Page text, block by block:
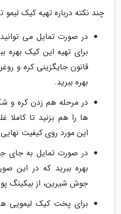
چند نکته درباره تهیه کیک
در صورت تمایل می
برای تهیه این کیک بهره
بهره ببرید.
در مرحله هم زدن کره و
ها را هم بزنید تا کاملا
این مورد روی کیفیت
در صورت تمایل به جای
بهره ببرید که در این
جوش شیرین، از بیکینگ
برای پخت کیک لیمویی